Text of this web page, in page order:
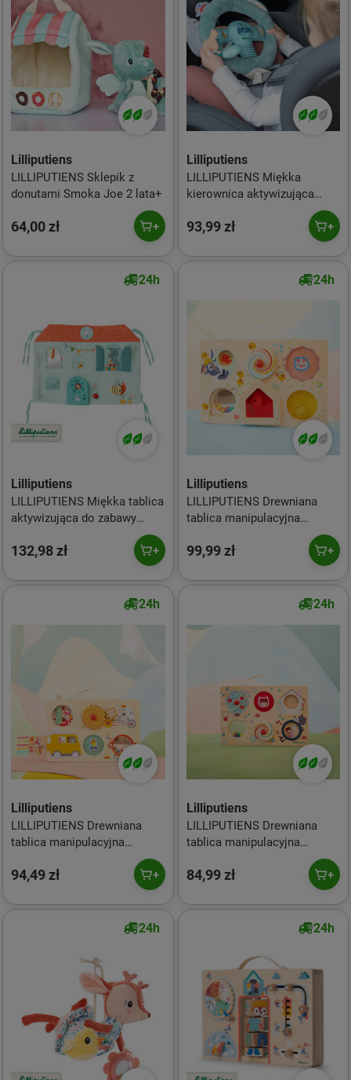
Lilliputiens
LILLIPUTIENS Sklepik z
donutami Smoka Joe 2 lata+
64,00 zł
Lilliputiens
LILLIPUTIENS Miękka
kierownica aktywizująca
93,99 zł
24h
Lilliputiens
LILLIPUTIENS Miękka tablica
aktywizująca do zabawy
Smoka Joe 3 m+
132,98 zł
24h
Lilliputiens
LILLIPUTIENS Drewniana
tablica manipulacyjna
99,99 zł
24h
Lilliputiens
LILLIPUTIENS Drewniana
tablica manipulacyjna
94,49 zł
24h
Lilliputiens
LILLIPUTIENS Drewniana
tablica manipulacyjna
walizka Czerwony kapturek
12 m+
84,99 zł
24h 24h